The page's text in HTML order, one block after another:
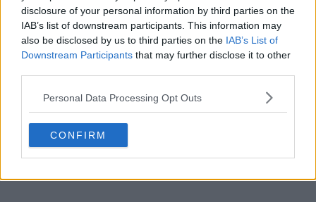
disclosure of your personal information by third parties on the
IAB’s list of downstream participants. This information may
also be disclosed by us to third parties on the IAB’s List of
Downstream Participants that may further disclose it to other
Personal Data Processing Opt Outs
CONFIRM